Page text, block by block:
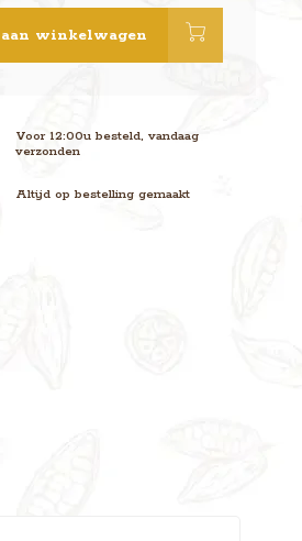
aan winkelwagen
Voor 12:00u besteld, vandaag
verzonden
Altijd op bestelling gemaakt